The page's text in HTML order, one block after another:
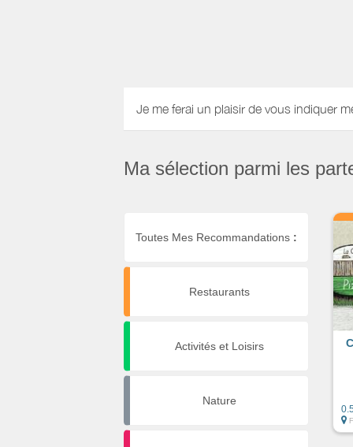
Je me ferai un plaisir de vous indiquer
Ma sélection parmi les
Toutes Mes Recommandations :
Restaurants
Activités et Loisirs
Nature